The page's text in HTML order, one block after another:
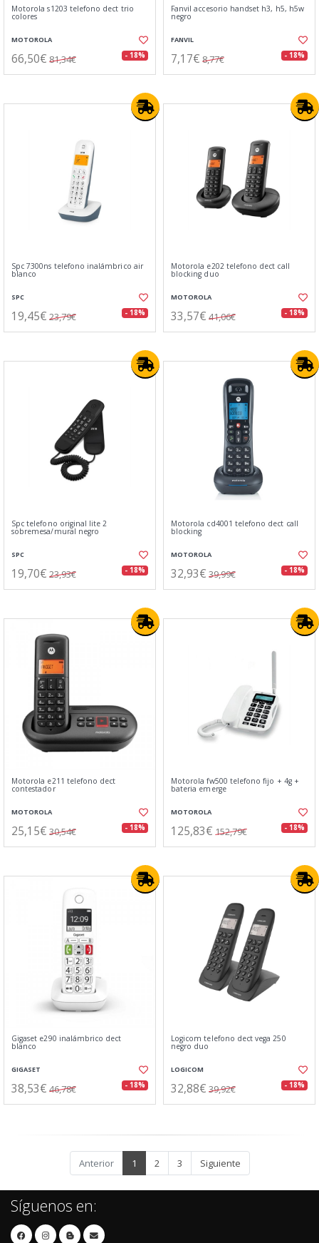
Motorola s1203 telefono dect trio
colores
MOTOROLA
66,50€ 81,34€ - 18%
Fanvil accesorio handset h3, h5, h5w
negro
FANVIL
7,17€ 8,77€ - 18%
Spc 7300ns telefono inalámbrico air
blanco
SPC
19,45€ 23,79€ - 18%
Motorola e202 telefono dect call
blocking duo
MOTOROLA
33,57€ 41,06€ - 18%
Spc telefono original lite 2
sobremesa/mural negro
SPC
19,70€ 23,93€ - 18%
Motorola cd4001 telefono dect call
blocking
MOTOROLA
32,93€ 39,99€ - 18%
Motorola e211 telefono dect
contestador
MOTOROLA
25,15€ 30,54€ - 18%
Motorola fw500 telefono fijo + 4g +
bateria emerge
MOTOROLA
125,83€ 152,79€ - 18%
Gigaset e290 inalámbrico dect
blanco
GIGASET
38,53€ 46,78€ - 18%
Logicom telefono dect vega 250
negro duo
LOGICOM
32,88€ 39,92€ - 18%
Anterior 1 2 3 Siguiente
Síguenos en: